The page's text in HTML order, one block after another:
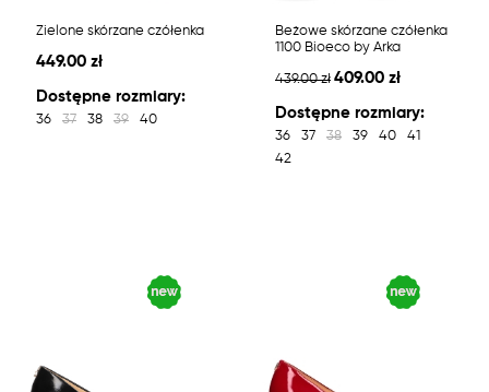
Zielone skórzane czółenka
449.00 zł
Dostępne rozmiary:
36 37 38 39 40
Beżowe skórzane czółenka
1100 Bioeco by Arka
439.00 zł 409.00 zł
Dostępne rozmiary:
36 37 38 39 40
41
42